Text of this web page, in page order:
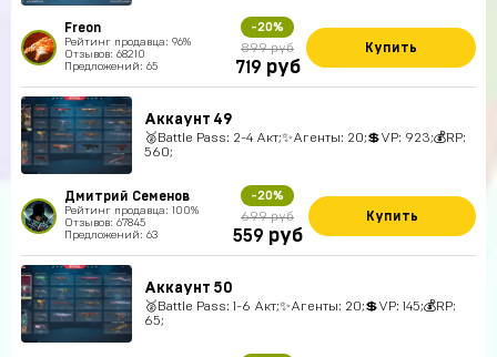
Freon
Рейтинг продавца: 96%
Отзывов: 68210
Предложений: 65
-20%
899 руб
719 руб
Купить
Аккаунт 49
🥈Battle Pass: 2-4 Акт;✨Агенты: 20;💲VP: 923;💰RP:
560;
Дмитрий Семенов
Рейтинг продавца: 100%
Отзывов: 67845
Предложений: 63
-20%
699 руб
559 руб
Купить
Аккаунт 50
🥈Battle Pass: 1-6 Акт;✨Агенты: 20;💲VP: 145;💰RP:
65;